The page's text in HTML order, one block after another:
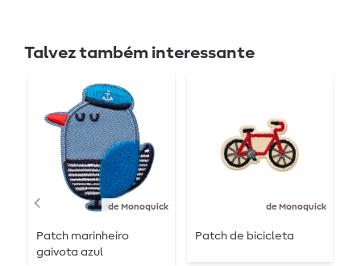
Talvez também interessante
de Monoquick
Patch marinheiro
gaivota azul
de Monoquick
Patch de bicicleta